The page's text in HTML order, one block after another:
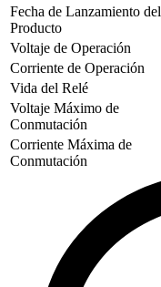
Fecha de Lanzamiento del
Producto
Voltaje de Operación
Corriente de Operación
Vida del Relé
Voltaje Máximo de
Conmutación
Corriente Máxima de
Conmutación